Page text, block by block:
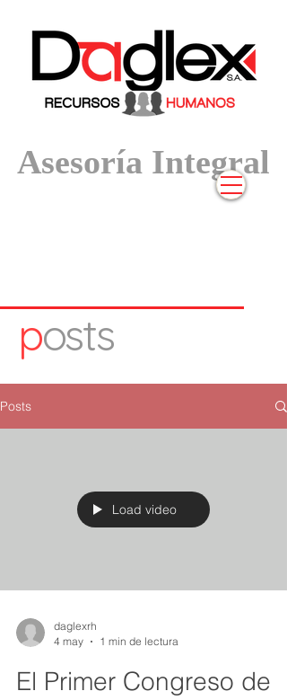
Asesoría Integral
posts
Posts
Load video
daglexrh
4 may
1 min de lectura
El Primer Congreso de